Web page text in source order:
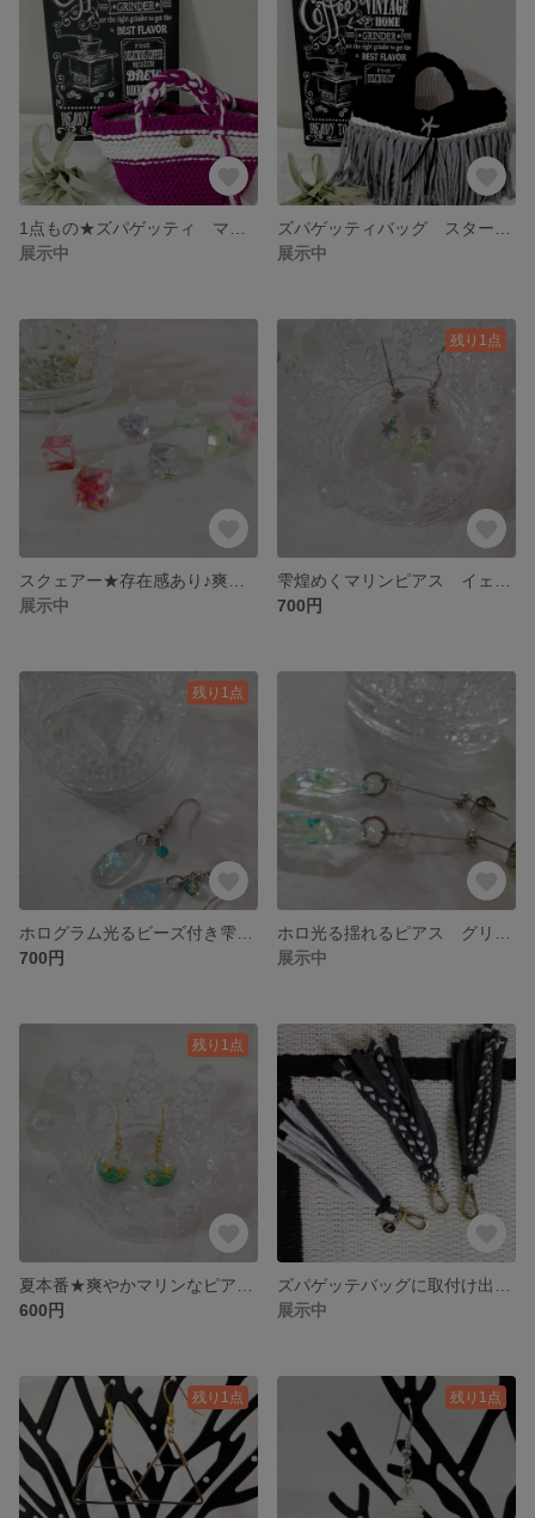
展示中
展示中
展示中
残り1点
700円
残り1点
700円
展示中
残り1点
600円
展示中
残り1点 残り1点